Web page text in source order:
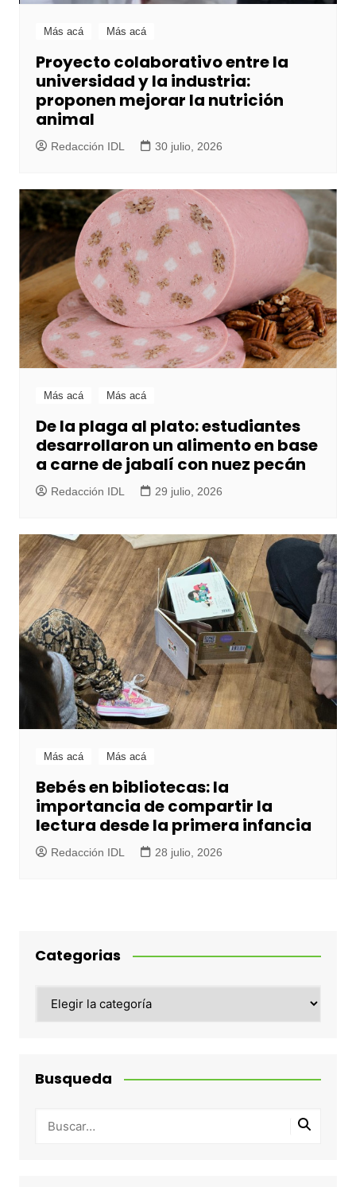
Más acá Más acá
Proyecto colaborativo entre la
universidad y la industria:
proponen mejorar la nutrición
animal
Redacción IDL 30 julio, 2026
Más acá Más acá
De la plaga al plato: estudiantes
desarrollaron un alimento en base
a carne de jabalí con nuez pecán
Redacción IDL 29 julio, 2026
Más acá Más acá
Bebés en bibliotecas: la
importancia de compartir la
lectura desde la primera infancia
Redacción IDL 28 julio, 2026
Categorias
Busqueda